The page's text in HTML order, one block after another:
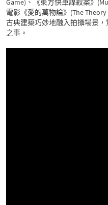
Game)、《東方快車謀殺案》
電影《愛的萬物論》(The
古典建築巧妙地融入拍攝場景
之事。